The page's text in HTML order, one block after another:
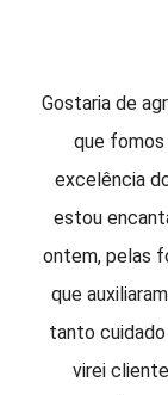
Gostaria de
que
excelência
estou
ontem, pelas
que
tanto cuidado
virei